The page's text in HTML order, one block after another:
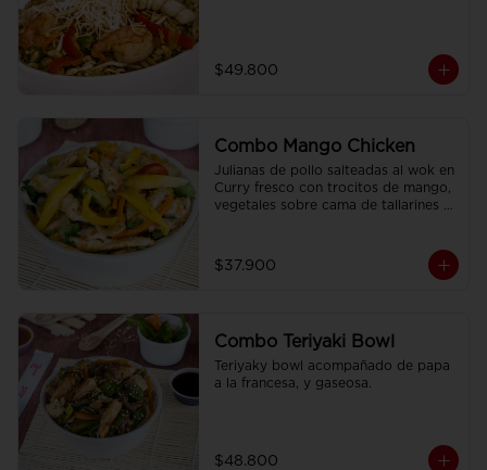
$49.800
Combo Mango Chicken
Julianas de pollo salteadas al wok en
Curry fresco con trocitos de mango,
vegetales sobre cama de tallarines
$37.900
Combo Teriyaki Bowl
Teriyaky bowl acompañado de papa
a la francesa, y gaseosa.
$48.800